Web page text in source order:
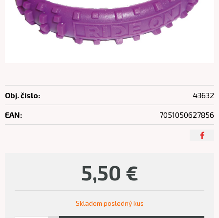
5,50 €
Skladom posledný kus
Obj. čislo: 43632
EAN: 7051050627856